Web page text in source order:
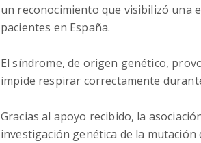
un reconocimiento que visibilizó una
pacientes en España.
El síndrome, de origen genético,
impide respirar correctamente
Gracias al apoyo recibido, la
investigación genética de la mutación